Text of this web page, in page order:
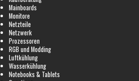
Mainboards
Monitore
Netzteile
Netzwerk
Prozessoren
RGB und Modding
Luftkühlung
Wasserkühlung
Notebooks & Tablets